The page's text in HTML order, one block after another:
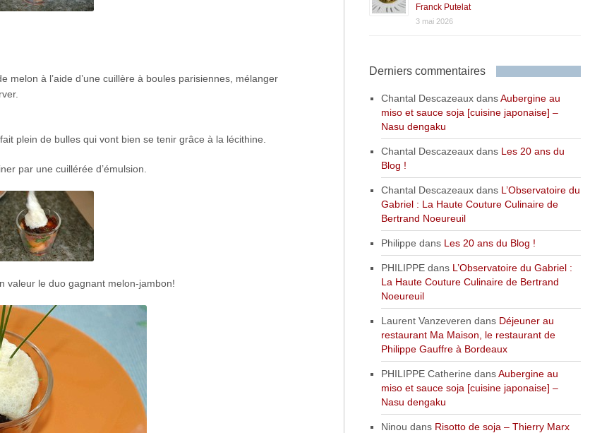
à l’aide d’une cuillère à boules parisiennes, mélanger
plein de bulles qui vont bien se tenir grâce à la lécithine.
par une cuillérée d’émulsion.
valeur le duo gagnant melon-jambon!
Franck Putelat
3 mai 2026
Derniers commentaires
Chantal DescazeauxdansAubergine au
miso et sauce soja [cuisine japonaise] –
Nasu dengaku
Chantal Descazeauxdans Les 20 ans du
Blog !
Chantal Descazeauxdans L’Observatoire du
Gabriel : La Haute Couture Culinaire de
Bertrand Noeureuil
Philippe dans Les 20 ans du Blog !
PHILIPPEdans L’Observatoire du Gabriel :
La Haute Couture Culinaire de Bertrand
Noeureuil
Laurent Vanzeveren dans Déjeuner au
restaurant Ma Maison, le restaurant de
Philippe Gauffre à Bordeaux
PHILIPPE Catherine dansAubergine au
miso et sauce soja [cuisine japonaise] –
Nasu dengaku
Ninou dans Risotto de soja – Thierry Marx